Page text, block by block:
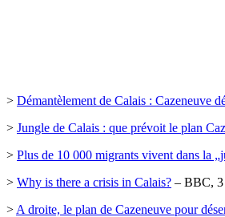
> Démantèlement de Calais : Cazeneuve
> Jungle de Calais : que prévoit le plan
> Plus de 10 000 migrants vivent dans la
> Why is there a crisis in Calais? – BBC, 3
>A droite, le plan de Cazeneuve pour